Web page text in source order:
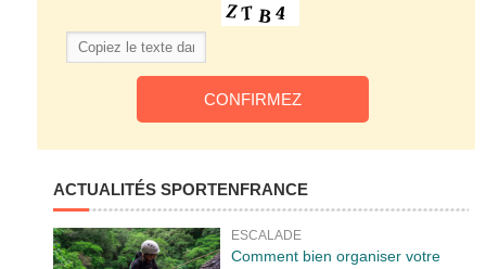
ACTUALITÉS SPORTENFRANCE
ESCALADE
Comment bien organiser votre